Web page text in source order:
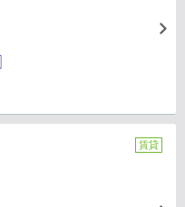
賃貸